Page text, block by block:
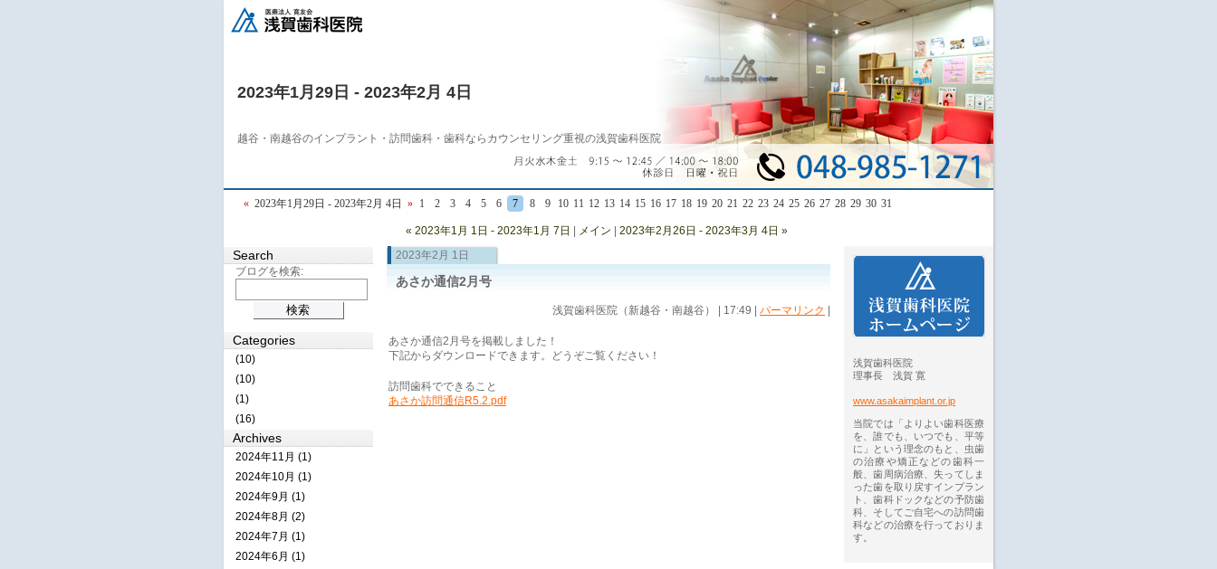
2023年1月29日 - 2023年2月 4日
越谷・南越谷のインプラント・訪問歯科・歯科ならカウンセリング重視の浅賀歯科医院
« 2023年1月29日 - 2023年2月 4日 » 1 2 3 4 5 6 7 8 9 10 11 12 13 14 15 16 17 18 19 20 21 22 23 24 25 26 27 28 29 30 31
2023年2月 1日
あさか通信2月号
浅賀歯科医院（新越谷・南越谷） | 17:49 パーマリンク
あさか通信2月号を掲載しました！
下記からダウンロードできます。どうぞご覧ください！
訪問歯科でできること
あさか訪問通信R5.2.pdf
« 2023年1月 1日 - 2023年1月 7日 メイン 2023年2月26日 - 2023年3月 4日 »
Search
ブログを検索:
Categories
(10)
(10)
(1)
(16)
Archives
2024年11月 (1)
2024年10月 (1)
2024年9月 (1)
2024年8月 (2)
2024年7月 (1)
2024年6月 (1)
浅賀歯科医院
理事長 浅賀 寛
www.asakaimplant.or.jp
当院では「よりよい歯科医療
を、誰でも、いつでも、平等
に」という理念のもと、虫歯
の治療や矯正などの歯科一
般、歯周病治療、失ってしま
った歯を取り戻すインプラン
ト、歯科ドックなどの予防歯
科、そしてご自宅への訪問歯
科などの治療を行っておりま
す。